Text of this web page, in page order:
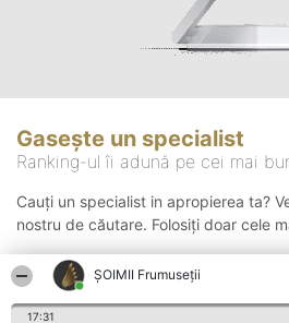
ȘOIMII Frumuseții
17:31
Gasește un specialist
Ranking-ul îi adună pe cei mai
Cauți un specialist in apropierea ta?
nostru de căutare. Folosiți doar cele